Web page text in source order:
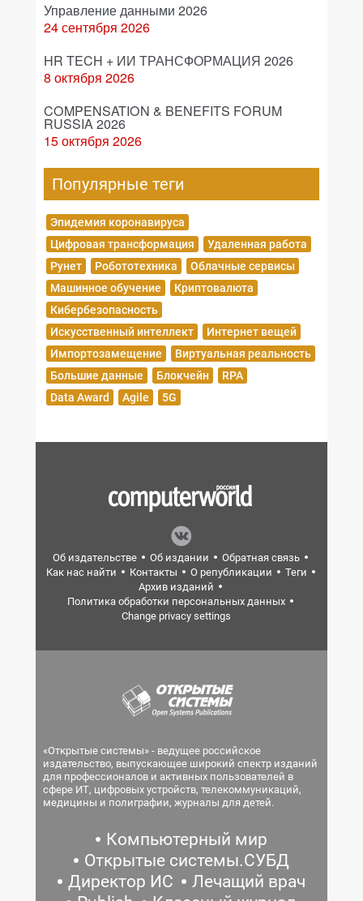
Управление данными 2026
24 сентября 2026
HR TECH + ИИ ТРАНСФОРМАЦИЯ 2026
8 октября 2026
COMPENSATION & BENEFITS FORUM
RUSSIA 2026
15 октября 2026
Популярные теги
Эпидемия коронавируса
Цифровая трансформация
Удаленная работа
Рунет
Робототехника
Облачные сервисы
Машинное обучение
Криптовалюта
Кибербезопасность
Искусственный интеллект
Интернет вещей
Импортозамещение
Виртуальная реальность
Большие данные
Блокчейн
RPA
Data Award
Agile 5G
Об издательстве Об издании
Обратная связь
Как нас найти
Контакты О републикации
Теги
Архив изданий
Политика обработки персональных данных
Change privacy settings
«Открытые системы» - ведущее российское
издательство, выпускающее широкий спектр изданий
для профессионалов и активных пользователей в
сфере ИТ, цифровых устройств, телекоммуникаций,
медицины и полиграфии, журналы для детей.
Компьютерный мир
Открытые системы.СУБД
Директор ИС
Лечащий врач